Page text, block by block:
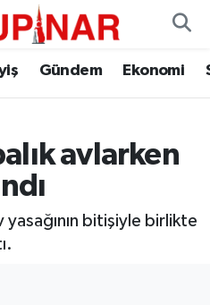
Gündem Ekonomi
avlarken
yasağının bitişiyle birlikte
Haritası
ve Fikstür